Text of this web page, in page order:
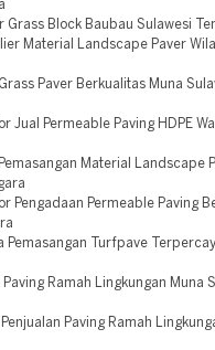
Block Baubau Sulawesi
Material Landscape Paver
Paver Berkualitas Muna
Jual Permeable Paving HDPE
Material Landscape
Pengadaan Permeable Paving
Pemasangan Turfpave
Ramah Lingkungan Muna
Paving Ramah